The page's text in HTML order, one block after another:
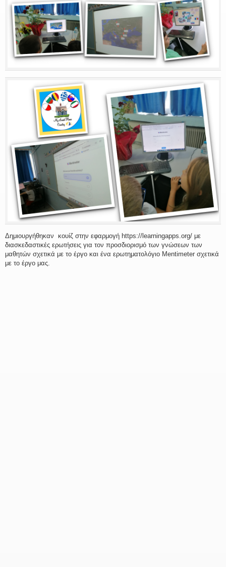
Δημιουργήθηκαν κουίζ στην εφαρμογή https://learningapps.org/ με
διασκεδαστικές ερωτήσεις για τον προσδιορισμό των γνώσεων των
μαθητών σχετικά με το έργο και ένα ερωτηματολόγιο Mentimeter σχετικά
με το έργο μας.